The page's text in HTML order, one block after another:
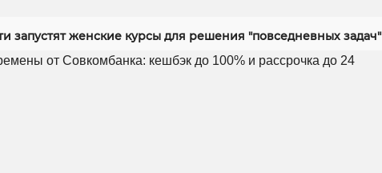
запустят женские курсы для решения "повседневных задач"